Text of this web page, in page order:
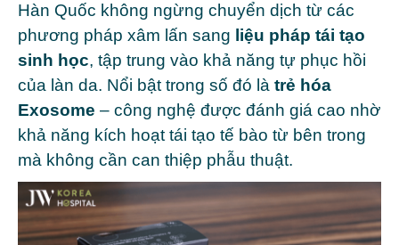
Hàn Quốc không ngừng chuyển dịch từ các
phương pháp xâm lấn sang liệu pháp tái tạo
sinh học, tập trung vào khả năng tự phục hồi
của làn da. Nổi bật trong số đó là trẻ hóa
Exosome – công nghệ được đánh giá cao nhờ
khả năng kích hoạt tái tạo tế bào từ bên trong
mà không cần can thiệp phẫu thuật.